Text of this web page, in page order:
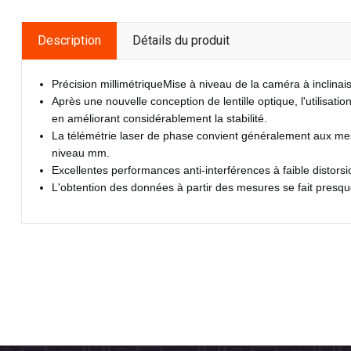
Description Détails du produit
Précision millimétriqueMise à niveau de la caméra à
Après une nouvelle conception de lentille optique,
en améliorant considérablement la stabilité.
La télémétrie laser de phase convient généralement aux
niveau mm.
Excellentes performances anti-interférences à faible
L'obtention des données à partir des mesures se fait